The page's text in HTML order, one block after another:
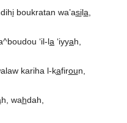
iboukratan wa’asila
‘il-la ‘iyyah,
kariha l-kafiroun,
h, wahdah,